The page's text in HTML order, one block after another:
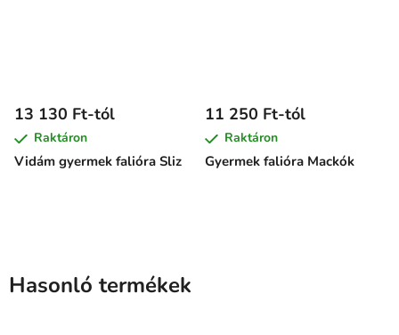
Vidám gyermek falióra Sliz
13 130 Ft-tól
Raktáron
Gyermek falióra Mackók
11 250 Ft-tól
Raktáron
Hasonló termékek